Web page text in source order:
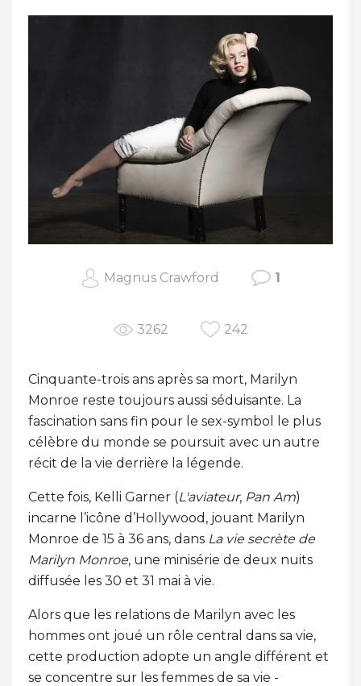
Magnus Crawford 1
3262 242
Cinquante-trois ans après sa mort, Marilyn
Monroe reste toujours aussi séduisante. La
fascination sans fin pour le sex-symbol le plus
célèbre du monde se poursuit avec un autre
récit de la vie derrière la légende.
Cette fois, Kelli Garner (L'aviateur, Pan Am)
incarne l’icône d’Hollywood, jouant Marilyn
Monroe de 15 à 36 ans, dans La vie secrète de
Marilyn Monroe, une minisérie de deux nuits
diffusée les 30 et 31 mai à vie.
Alors que les relations de Marilyn avec les
hommes ont joué un rôle central dans sa vie,
cette production adopte un angle différent et
se concentre sur les femmes de sa vie -